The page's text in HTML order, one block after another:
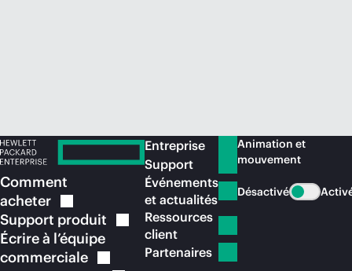
Comment
acheter
Support produit
Écrire à l’équipe
commerciale
Entreprise
Support
Événements
et actualités
Ressources
client
Partenaires
Animation et
mouvement
Désactivé